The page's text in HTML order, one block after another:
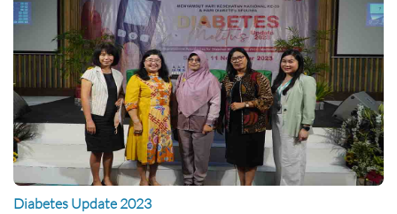
Diabetes Update 2023